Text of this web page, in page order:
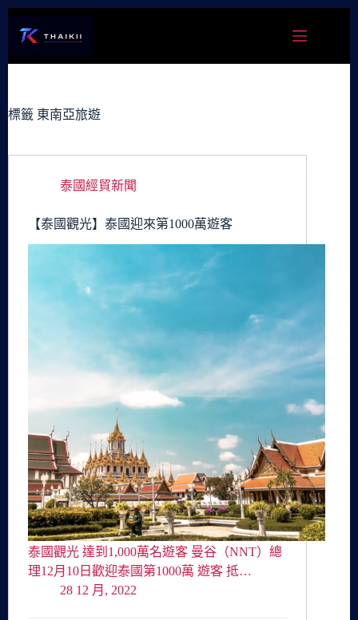
容
標籤 東南亞旅遊
泰國經貿新聞
【泰國觀光】泰國迎來第1000萬遊客
泰國觀光 達到1,000萬名遊客 曼谷（NNT）總
理12月10日歡迎泰國第1000萬 遊客 抵…
28 12 月, 2022